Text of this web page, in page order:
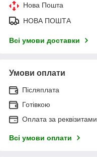
Нова Пошта
НОВА ПОШТА
Всі умови доставки
Умови оплати
Післяплата
Готівкою
Оплата за реквізитами
Всі умови оплати